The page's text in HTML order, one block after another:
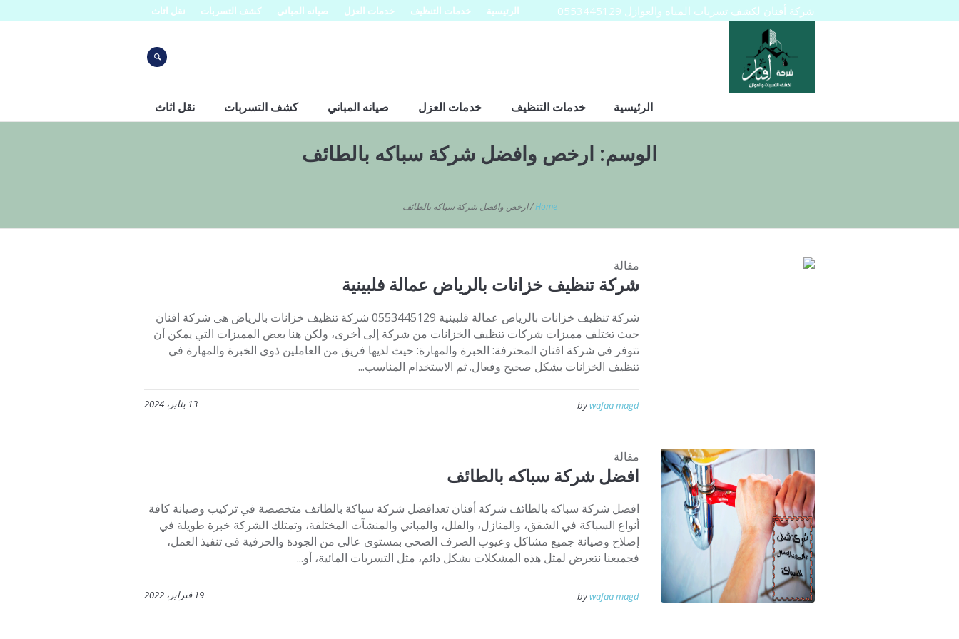
الرئيسية خدمات التنظيف خدمات العزل صيانه المباني كشف التسربات نقل اثاث شركة أفنان لكشف تسربات المياه والعوازل 0553445129
الرئيسية خدمات التنظيف خدمات العزل صيانه المباني كشف التسربات نقل اثاث
الوسم: ارخص وافضل شركة سباكه بالطائف
Home
/ارخص وافضل شركة سباكه بالطائف
مقالة
شركة تنظيف خزانات بالرياض عمالة فلبينية
شركة تنظيف خزانات بالرياض عمالة فلبينية 0553445129 شركة تنظيف خزانات بالرياض هى شركة افنان
حيث تختلف مميزات شركات تنظيف الخزانات من شركة إلى أخرى، ولكن هنا بعض المميزات التي يمكن أن
تتوفر في شركة افنان المحترفة: الخبرة والمهارة: حيث لديها فريق من العاملين ذوي الخبرة والمهارة في
تنظيف الخزانات بشكل صحيح وفعال. ثم الاستخدام المناسب...
13 يناير، 2024 bywafaa magd
مقالة
افضل شركة سباكه بالطائف
افضل شركة سباكه بالطائف شركة أفنان تعدافضل شركة سباكة بالطائف متخصصة في تركيب وصيانة كافة
أنواع السباكة في الشقق، والمنازل، والفلل، والمباني والمنشآت المختلفة، وتمتلك الشركة خبرة طويلة في
إصلاح وصيانة جميع مشاكل وعيوب الصرف الصحي بمستوى عالي من الجودة والحرفية في تنفيذ العمل،
فجميعنا نتعرض لمثل هذه المشكلات بشكل دائم، مثل التسربات المائية، أو...
19 فبراير، 2022 bywafaa magd